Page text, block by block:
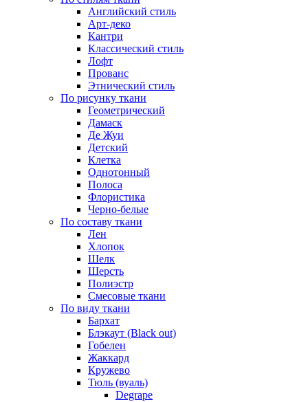
Английский стиль
Арт-деко
Кантри
Классический стиль
Лофт
Прованс
Этнический стиль
По рисунку ткани
Геометрический
Дамаск
Де Жуи
Детский
Клетка
Однотонный
Полоса
Флористика
Черно-белые
По составу ткани
Лен
Хлопок
Шелк
Шерсть
Полиэстр
Смесовые ткани
По виду ткани
Бархат
Блэкаут (Black out)
Гобелен
Жаккард
Кружево
Тюль (вуаль)
Degrape